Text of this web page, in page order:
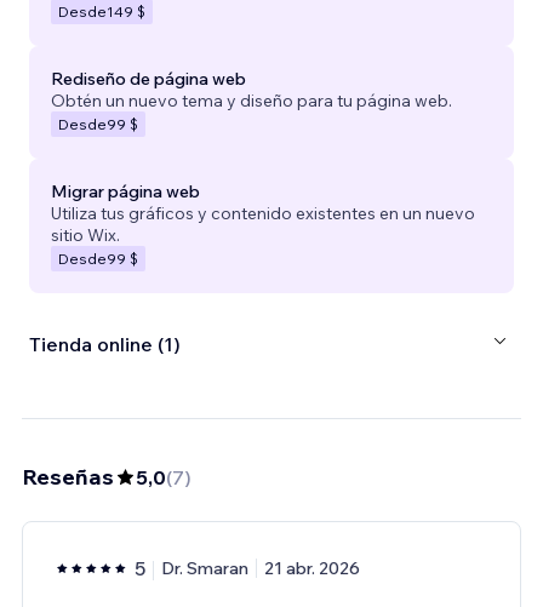
Desde149 $
Rediseño de página web
Obtén un nuevo tema y diseño para tu página web.
Desde99 $
Migrar página web
Utiliza tus gráficos y contenido existentes en un nuevo
sitio Wix.
Desde99 $
Tienda online (1)
Reseñas 5,0(7)
5 Dr. Smaran 21 abr. 2026